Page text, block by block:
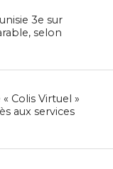
3e sur
selon
Colis Virtuel »
aux services